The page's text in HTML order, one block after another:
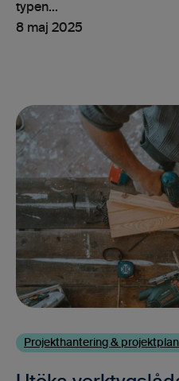
typen...
8 maj 2025
Projekthantering &